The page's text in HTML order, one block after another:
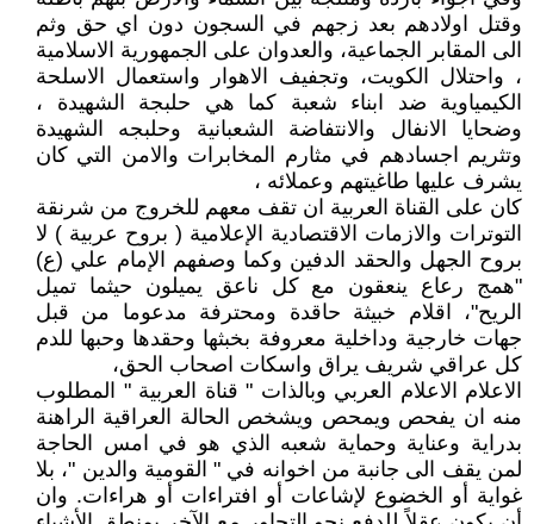
وقتل اولادهم بعد زجهم في السجون دون اي حق وثم
الى المقابر الجماعية، والعدوان على الجمهورية الاسلامية
، واحتلال الكويت، وتجفيف الاهوار واستعمال الاسلحة
الكيمياوية ضد ابناء شعبة كما هي حلبجة الشهيدة ،
وضحايا الانفال والانتفاضة الشعبانية وحلبجه الشهيدة
وتثريم اجسادهم في مثارم المخابرات والامن التي كان
يشرف عليها طاغيتهم وعملائه ،
كان على القناة العربية ان تقف معهم للخروج من شرنقة
التوترات والازمات الاقتصادية الإعلامية ( بروح عربية ) لا
بروح الجهل والحقد الدفين وكما وصفهم الإمام علي (ع)
"همج رعاع ينعقون مع كل ناعق يميلون حيثما تميل
الريح"، اقلام خبيثة حاقدة ومحترفة مدعوما من قبل
جهات خارجية وداخلية معروفة بخبثها وحقدها وحبها للدم
كل عراقي شريف يراق واسكات اصحاب الحق،
الاعلام الاعلام العربي وبالذات " قناة العربية " المطلوب
منه ان يفحص ويمحص ويشخص الحالة العراقية الراهنة
بدراية وعناية وحماية شعبه الذي هو في امس الحاجة
لمن يقف الى جانبة من اخوانه في " القومية والدين "، بلا
غواية أو الخضوع لإشاعات أو افتراءات أو هراءات. وان